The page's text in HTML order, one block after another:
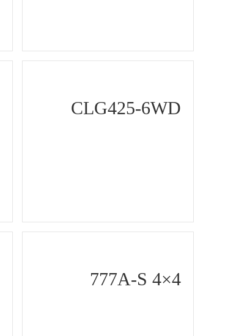
CLG425-6WD
777A-S 4×4